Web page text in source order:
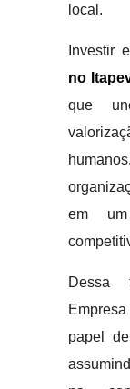
local.
Investir
no
que
em
Dessa
papel